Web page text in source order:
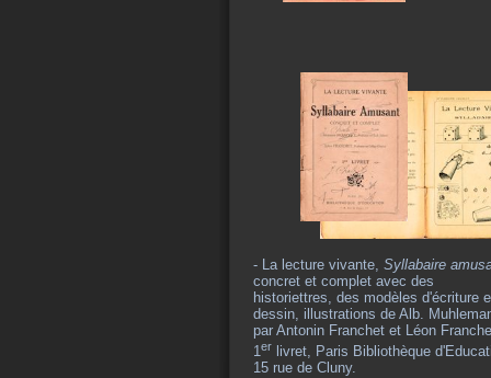
- La lecture vivante, Syllabaire
concret et complet avec des
historiettres, des modèles d'écriture
dessin, illustrations de Alb.
par Antonin Franchet et Léon
1er
livret, Paris Bibliothèque
15 rue de Cluny.